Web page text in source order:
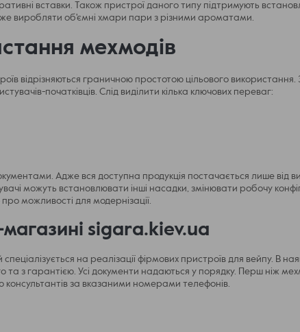
вставки. Також пристрої даного типу підтримують
виробляти об'ємні хмари пари з різними ароматами.
мехмодів
відрізняються граничною простотою цільового використання.
початківців. Слід виділити кілька ключових переваг:
Адже вся доступна продукція постачається лише від
можуть встановлювати інші насадки, змінювати робочу
можливості для модернізації.
sigara.kiev.ua
на реалізації фірмових пристроїв для вейпу. В
з гарантією. Усі документи надаються у порядку. Перш ніж
за вказаними номерами телефонів.